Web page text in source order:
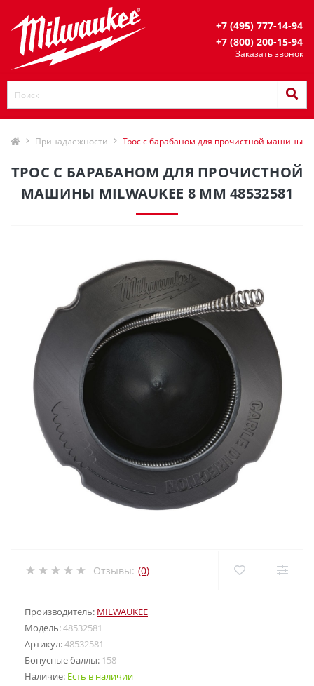
+7 (495) 777-14-94
+7 (800) 200-15-94
Заказать звонок
Принадлежности Трос с барабаном для прочистной машины
ТРОС С БАРАБАНОМ ДЛЯ ПРОЧИСТНОЙ
МАШИНЫ MILWAUKEE 8 ММ 48532581
Отзывы: (0)
Производитель: MILWAUKEE
Модель:48532581
Артикул:48532581
Бонусные баллы: 158
Наличие: Есть в наличии